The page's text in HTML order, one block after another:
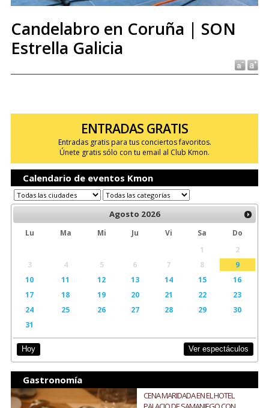
Candelabro en Coruña | SON
Estrella Galicia
ENTRADAS GRATIS
Entradas gratis para tus conciertos favoritos.
Únete gratis sólo con tu email al Club Kmon.
Calendario de eventos Kmon
Agosto 2026
Lu Ma Mi Ju Vi Sa
Do
1
2
3
4 5 6 7 8
9
10
11 12 13 14 15
16
17
18 19 20 21 22
23
24
25 26 27 28 29
30
31
Hoy Ver espectáculos
Gastronomía
CENA MARIDADA EN EL HOTEL